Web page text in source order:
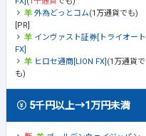
外為どっとコム(1万通貨でも)
[PR]
インヴァスト証券[トライオート
FX]
ヒロセ通商[LION FX] (1万通貨で
も)
5千円以上→1万円未満